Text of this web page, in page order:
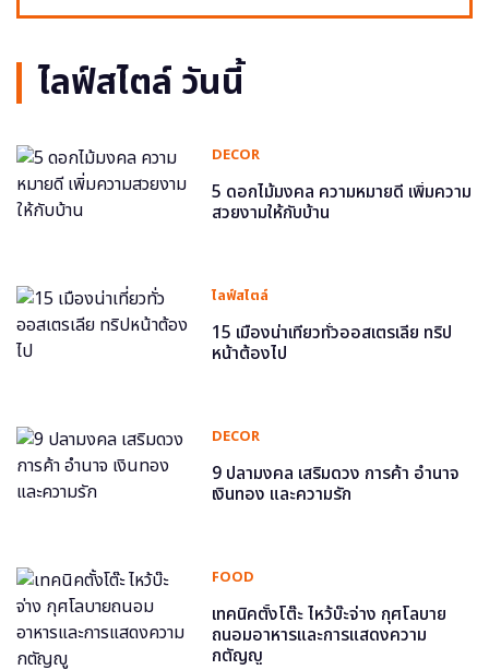
ไลฟ์สไตล์ วันนี้
DECOR
5 ดอกไม้มงคล ความหมายดี เพิ่มความ
สวยงามให้กับบ้าน
ไลฟ์สไตล์
15 เมืองน่าเที่ยวทั่วออสเตรเลีย ทริป
หน้าต้องไป
DECOR
9 ปลามงคล เสริมดวง การค้า อำนาจ
เงินทอง และความรัก
FOOD
เทคนิคตั้งโต๊ะ ไหว้บ๊ะจ่าง กุศโลบาย
ถนอมอาหารและการแสดงความ
กตัญญู